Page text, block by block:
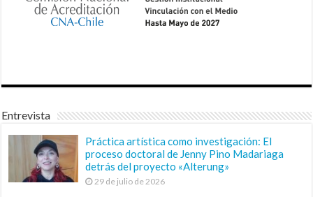
Entrevista
Práctica artística como investigación: El
proceso doctoral de Jenny Pino Madariaga
detrás del proyecto «Alterung»
29 de julio de 2026